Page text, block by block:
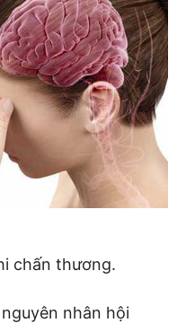
chấn thương.
nhân hội